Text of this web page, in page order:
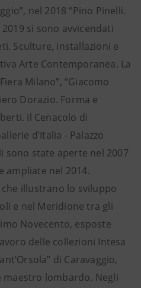
nel 2018 “Pino Pinelli.
si sono avvicendati
Sculture, installazioni e
Arte Contemporanea. La
Milano”, “Giacomo
Dorazio. Forma e
Il Cenacolo di
d’Italia - Palazzo
sono state aperte nel 2007
ampliate nel 2014.
illustrano lo sviluppo
e nel Meridione tra gli
Novecento, esposte
delle collezioni Intesa
di Caravaggio,
lombardo. Negli